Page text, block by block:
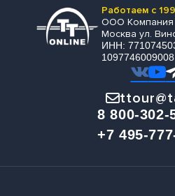
Работаем с
ООО Компания
Москва ул.
ИНН:
1097746009008
8 800-302-
+7 495-